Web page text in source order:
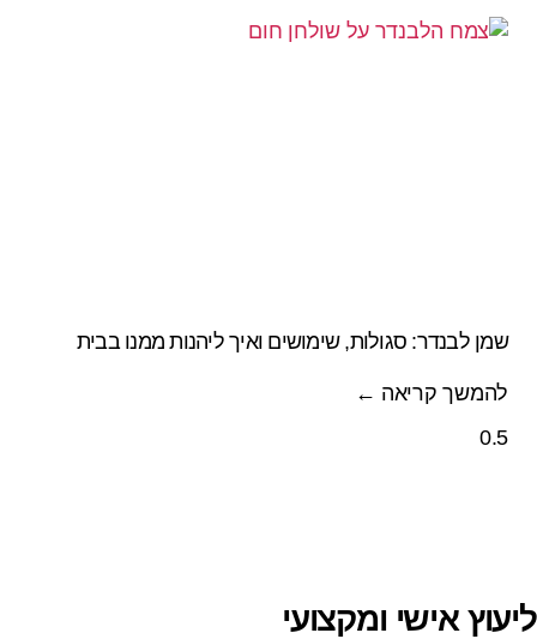
שמן לבנדר: סגולות, שימושים ואיך ליהנות ממנו בבית
להמשך קריאה ←
ליעוץ אישי ומקצועי